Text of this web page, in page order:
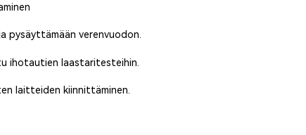
pysäyttämään verenvuodon.
ihotautien laastaritesteihin.
laitteiden kiinnittäminen.